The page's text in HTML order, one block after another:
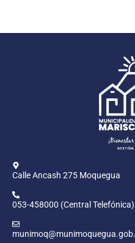
Calle Ancash 275 Moquegua
053-458000 (Central Telefónica)